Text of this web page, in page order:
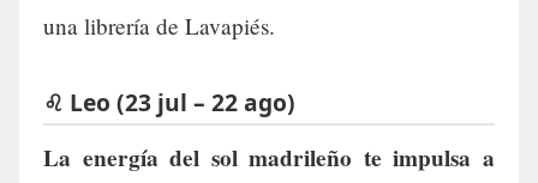
una librería de Lavapiés.
♌ Leo (23 jul – 22 ago)
La energía del sol madrileño te impulsa a